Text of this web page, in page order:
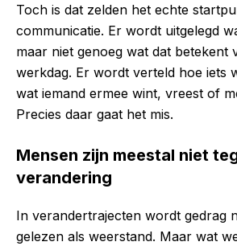
Toch is dat zelden het echte
communicatie. Er wordt uitgelegd
maar niet genoeg wat dat betekent
werkdag. Er wordt verteld hoe iets
wat iemand ermee wint, vreest of
Precies daar gaat het mis.
Mensen zijn meestal niet
verandering
In verandertrajecten wordt gedrag
gelezen als weerstand. Maar wat